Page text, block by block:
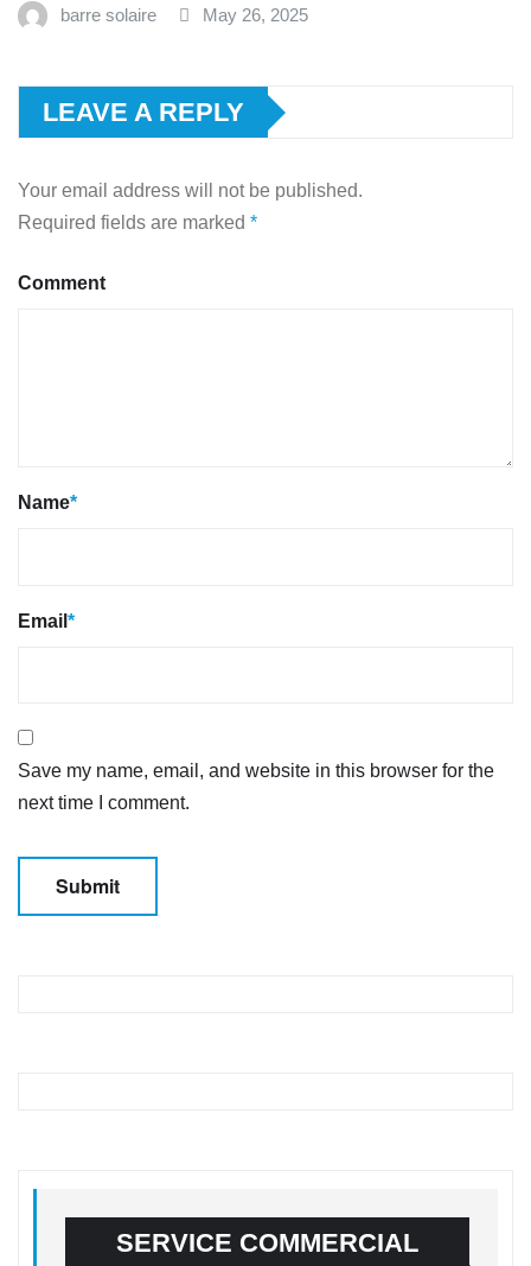
barre solaire May 26, 2025
LEAVE A REPLY
Your email address will not be published.
Required fields are marked *
Comment
Name*
Email *
Save my name, email, and website in this browser for the
next time I comment.
SERVICE COMMERCIAL